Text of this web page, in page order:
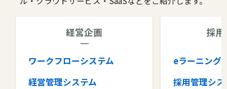
経営企画
ワークフローシステム
経営管理システム
採
eラーニング
採用管理シス